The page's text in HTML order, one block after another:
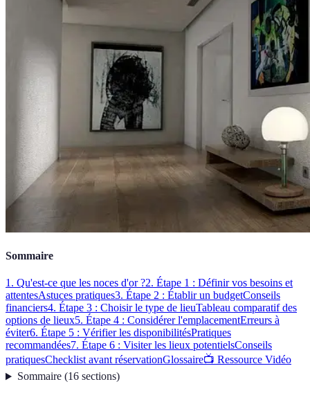
Sommaire
1. Qu'est-ce que les noces d'or ?2. Étape 1 : Définir vos besoins et
attentesAstuces pratiques3. Étape 2 : Établir un budgetConseils
financiers4. Étape 3 : Choisir le type de lieuTableau comparatif des
options de lieux5. Étape 4 : Considérer l'emplacementErreurs à
éviter6. Étape 5 : Vérifier les disponibilitésPratiques
recommandées7. Étape 6 : Visiter les lieux potentielsConseils
pratiquesChecklist avant réservationGlossaire📺 Ressource Vidéo
Sommaire(16 sections)